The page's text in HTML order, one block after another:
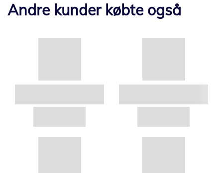
Andre kunder købte også